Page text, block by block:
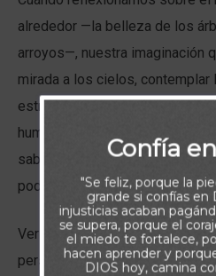
alrededor —la belleza de los
arroyos—, nuestra imaginación
mirada a los cielos, contemplar
estrellas a años luz de
humillemos. Basta con pensar
sabiduría, ha creado todas
poderosas, del mismo modo
Ver y contemplar tal
perspectiva. Nuestros
Confía
"Se feliz, porque la
grande si confías en
injusticias acaban
se supera, porque el
el miedo te fortalece,
hacen aprender y
DIOS hoy, camina